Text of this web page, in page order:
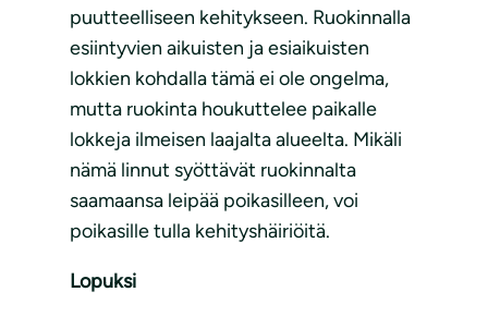
puutteelliseen kehitykseen. Ruokinnalla
esiintyvien aikuisten ja esiaikuisten
lokkien kohdalla tämä ei ole ongelma,
mutta ruokinta houkuttelee paikalle
lokkeja ilmeisen laajalta alueelta. Mikäli
nämä linnut syöttävät ruokinnalta
saamaansa leipää poikasilleen, voi
poikasille tulla kehityshäiriöitä.
Lopuksi